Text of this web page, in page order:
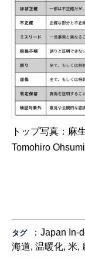
トップ写真：麻
Tomohiro
タグ ： Japan In-
海道,温暖化,米,